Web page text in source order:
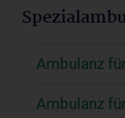
Ambulanz
Ambulanz